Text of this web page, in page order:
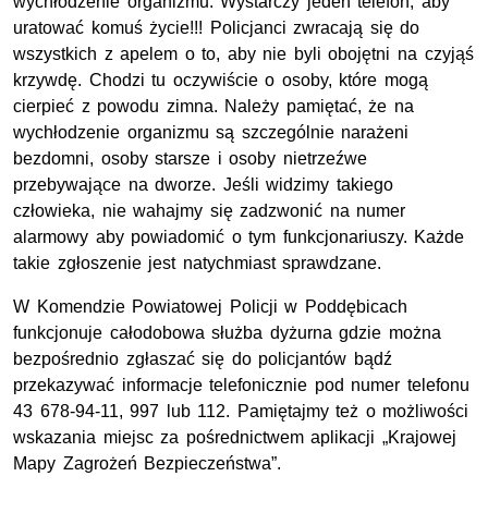
uratować komuś życie!!! Policjanci zwracają się do
wszystkich z apelem o to, aby nie byli obojętni na czyjąś
krzywdę. Chodzi tu oczywiście o osoby, które mogą
cierpieć z powodu zimna. Należy pamiętać, że na
wychłodzenie organizmu są szczególnie narażeni
bezdomni, osoby starsze i osoby nietrzeźwe
przebywające na dworze. Jeśli widzimy takiego
człowieka, nie wahajmy się zadzwonić na numer
alarmowy aby powiadomić o tym funkcjonariuszy. Każde
takie zgłoszenie jest natychmiast sprawdzane.
W Komendzie Powiatowej Policji w Poddębicach
funkcjonuje całodobowa służba dyżurna gdzie można
bezpośrednio zgłaszać się do policjantów bądź
przekazywać informacje telefonicznie pod numer telefonu
43 678-94-11, 997 lub 112. Pamiętajmy też o możliwości
wskazania miejsc za pośrednictwem aplikacji „Krajowej
Mapy Zagrożeń Bezpieczeństwa”.